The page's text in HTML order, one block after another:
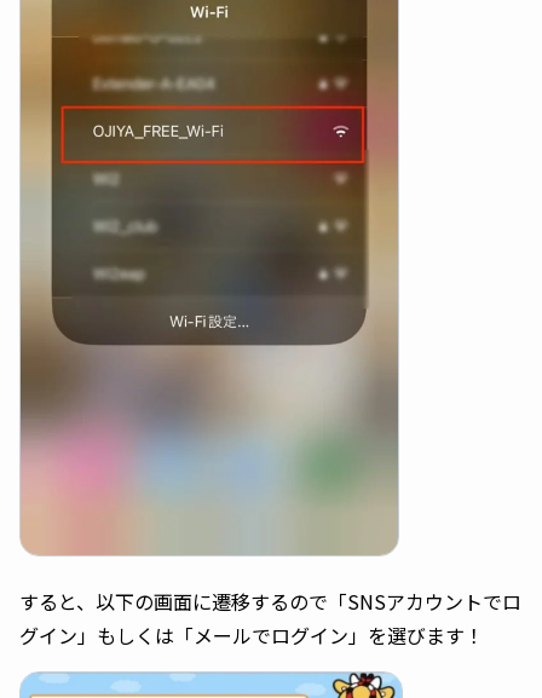
すると、以下の画面に遷移するので「SNSアカウントでロ
グイン」もしくは「メールでログイン」を選びます！